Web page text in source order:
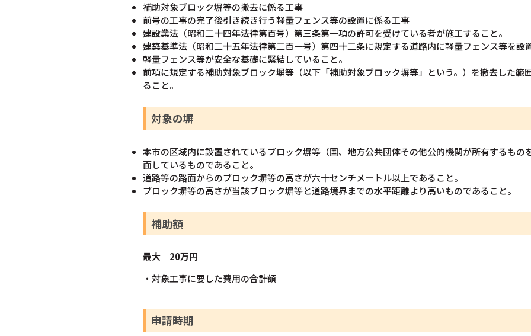
補助対象ブロック塀等の撤去に係る工事
前号の工事の完了後引き続き行う軽量フェンス等の設置に係る工事
建設業法（昭和二十四年法律第百号）第三条第一項の許可を受けている者が施工すること。
建築基準法（昭和二十五年法律第二百一号）第四十二条に規定する道路内に軽量フェンス等を設
軽量フェンス等が安全な基礎に緊結していること。
前項に規定する補助対象ブロック塀等（以下「補助対象ブロック塀等」という。）を撤去した範
ること。
対象の塀
本市の区域内に設置されているブロック塀等（国、地方公共団体その他公的機関が所有するもの
面しているものであること。
道路等の路面からのブロック塀等の高さが六十センチメートル以上であること。
ブロック塀等の高さが当該ブロック塀等と道路境界までの水平距離より高いものであること。
補助額
最大 20万円
・対象工事に要した費用の合計額
申請時期